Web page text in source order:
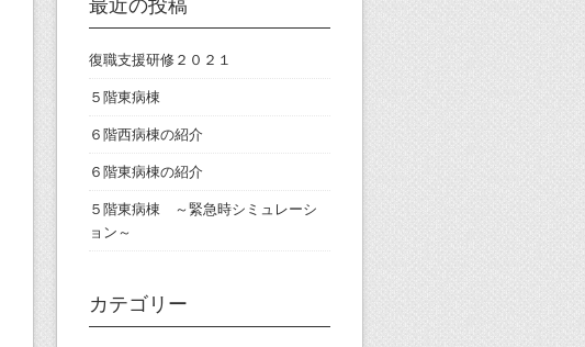
最近の投稿
復職支援研修２０２１
５階東病棟
６階西病棟の紹介
６階東病棟の紹介
５階東病棟 ～緊急時シミュレーシ
ョン～
カテゴリー